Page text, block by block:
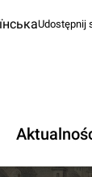
Udostępnij